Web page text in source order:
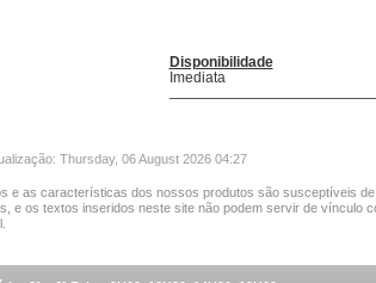
Disponibilidade
Imediata
Thursday, 06 August 2026 04:27
e as características dos nossos produtos são susceptíveis
e os textos inseridos neste site não podem servir de vínculo